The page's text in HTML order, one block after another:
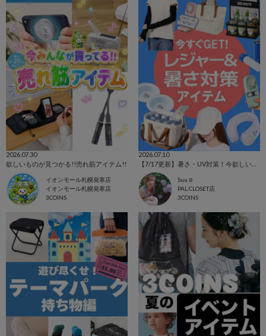
2026.07.30
欲しいものが見つかる!!売れ筋アイテム!!
イオンモール札幌発寒店
イオンモール札幌発寒店
3COINS
2026.07.10
Suu☺︎
PAL CLOSET店
3COINS